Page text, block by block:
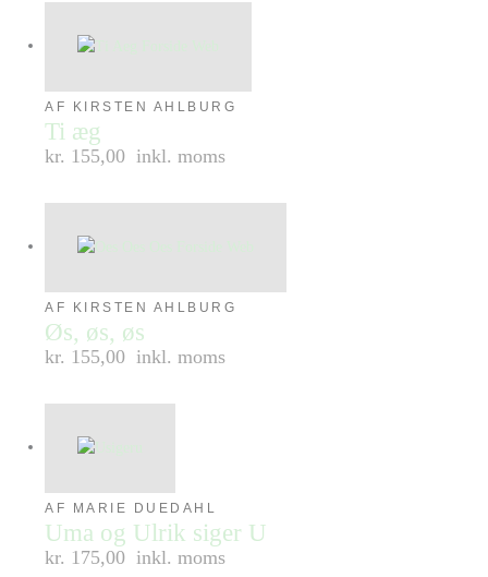
AF KIRSTEN AHLBURG
Ti æg
kr. 155,00 inkl. moms
AF KIRSTEN AHLBURG
Øs, øs, øs
kr. 155,00 inkl. moms
AF MARIE DUEDAHL
Uma og Ulrik siger U
kr. 175,00 inkl. moms